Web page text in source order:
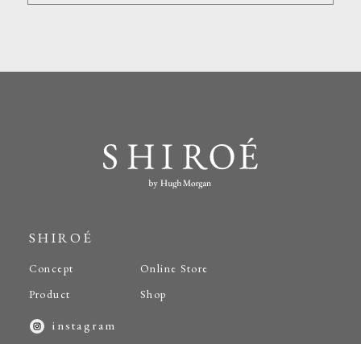
SHIROÉ
Concept
Product
Online Store
Shop
instagram